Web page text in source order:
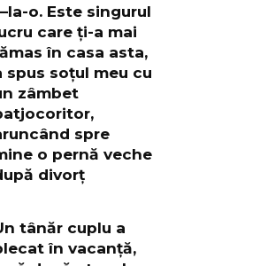
o. Este singurul
care ți-a mai
în casa asta,
spus soțul meu cu
zâmbet
spre
o pernă veche
divorț
tânăr cuplu a
în vacanță,